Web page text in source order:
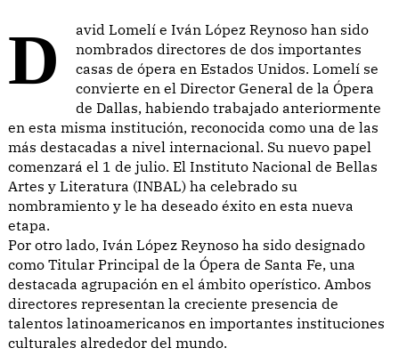
David Lomelí e Iván López Reynoso han sido
nombrados directores de dos importantes
casas de ópera en Estados Unidos. Lomelí se
convierte en el Director General de la Ópera
de Dallas, habiendo trabajado anteriormente
en esta misma institución, reconocida como una de las
más destacadas a nivel internacional. Su nuevo papel
comenzará el 1 de julio. El Instituto Nacional de Bellas
Artes y Literatura (INBAL) ha celebrado su
nombramiento y le ha deseado éxito en esta nueva
etapa.
Por otro lado, Iván López Reynoso ha sido designado
como Titular Principal de la Ópera de Santa Fe, una
destacada agrupación en el ámbito operístico. Ambos
directores representan la creciente presencia de
talentos latinoamericanos en importantes instituciones
culturales alrededor del mundo.